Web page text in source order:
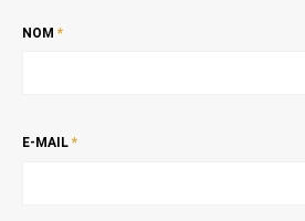
NOM *
E-MAIL *